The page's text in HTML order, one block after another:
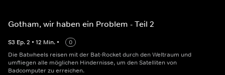
Gotham, wir haben ein Problem - Teil 2
S3 Ep.2 • 12 Min. •
0
Die Batwheels reisen mit der Bat-Rocket durch den Weltraum und
umfliegen alle möglichen Hindernisse, um den Satelliten von
Badcomputer zu erreichen.